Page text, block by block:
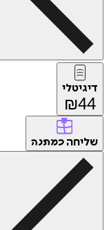
דיגיטלי
₪44
שליחה כמתנה